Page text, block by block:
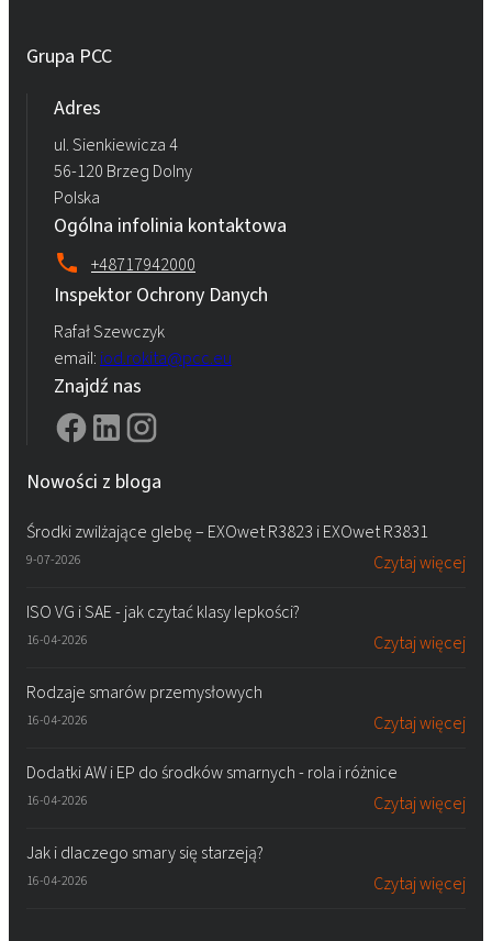
Grupa PCC
Adres
ul. Sienkiewicza 4
56-120 Brzeg Dolny
Polska
Ogólna infolinia kontaktowa
+48717942000
Inspektor Ochrony Danych
Rafał Szewczyk
email: iod.rokita@pcc.eu
Znajdź nas
Nowości z bloga
Środki zwilżające glebę – EXOwet R3823 i EXOwet R3831
9-07-2026 Czytaj więcej
ISO VG i SAE - jak czytać klasy lepkości?
16-04-2026 Czytaj więcej
Rodzaje smarów przemysłowych
16-04-2026 Czytaj więcej
Dodatki AW i EP do środków smarnych - rola i różnice
16-04-2026 Czytaj więcej
Jak i dlaczego smary się starzeją?
16-04-2026 Czytaj więcej